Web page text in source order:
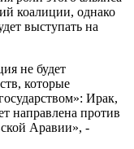
коалиции, однако
выступать на
не будет
которые
Ирак,
направлена против
Аравии», -